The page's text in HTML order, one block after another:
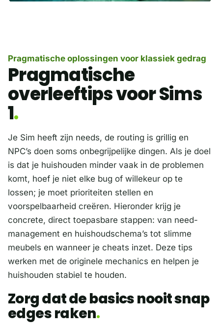
Pragmatische oplossingen voor klassiek gedrag
Pragmatische
overleeftips voor Sims
1
Je Sim heeft zijn needs, de routing is grillig en
NPC’s doen soms onbegrijpelijke dingen. Als je doel
is dat je huishouden minder vaak in de problemen
komt, hoef je niet elke bug of willekeur op te
lossen; je moet prioriteiten stellen en
voorspelbaarheid creëren. Hieronder krijg je
concrete, direct toepasbare stappen: van need-
management en huishoudschema’s tot slimme
meubels en wanneer je cheats inzet. Deze tips
werken met de originele mechanics en helpen je
huishouden stabiel te houden.
Zorg dat de basics nooit snap
edges raken